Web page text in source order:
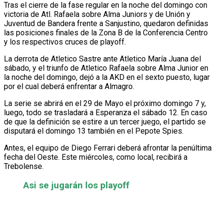
Tras el cierre de la fase regular en la noche del domingo con
victoria de Atl. Rafaela sobre Alma Juniors y de Unión y
Juventud de Bandera frente a Sanjustino, quedaron definidas
las posiciones finales de la Zona B de la Conferencia Centro
y los respectivos cruces de playoff.
La derrota de Atletico Sastre ante Atletico María Juana del
sábado, y el triunfo de Atletico Rafaela sobre Alma Junior en
la noche del domingo, dejó a la AKD en el sexto puesto, lugar
por el cual deberá enfrentar a Almagro.
La serie se abrirá en el 29 de Mayo el próximo domingo 7 y,
luego, todo se trasladará a Esperanza el sábado 12. En caso
de que la definición se estire a un tercer juego, el partido se
disputará el domingo 13 también en el Pepote Spies.
Antes, el equipo de Diego Ferrari deberá afrontar la penúltima
fecha del Oeste. Este miércoles, como local, recibirá a
Trebolense.
Asi se jugarán los playoff